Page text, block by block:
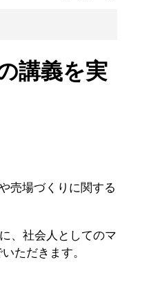
講義を実
売場づくりに関する
、社会人としてのマ
ただきます。